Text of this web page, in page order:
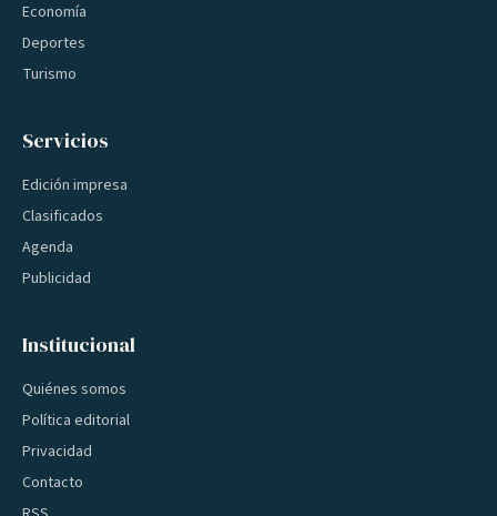
Economía
Deportes
Turismo
Servicios
Edición impresa
Clasificados
Agenda
Publicidad
Institucional
Quiénes somos
Política editorial
Privacidad
Contacto